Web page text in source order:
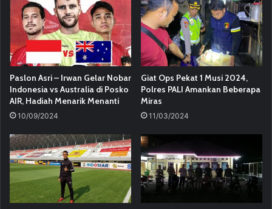
Paslon Asri – Irwan Gelar Nobar
Indonesia vs Australia di Posko
AIR, Hadiah Menarik Menanti
10/09/2024
Giat Ops Pekat 1 Musi 2024,
Polres PALI Amankan Beberapa
Miras
11/03/2024